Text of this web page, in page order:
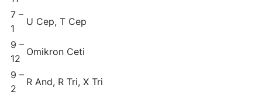
7 –
1
U Cep, T Cep
9 –
12
Omikron Ceti
9 –
2
R And, R Tri, X Tri